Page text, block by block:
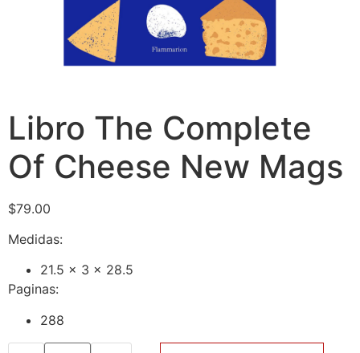
Libro The Complete
Of Cheese New Mags
$79.00
Medidas:
21.5 x 3 x 28.5
Paginas:
288